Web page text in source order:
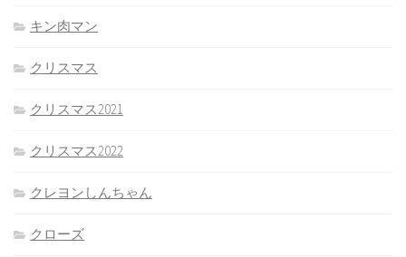
キン肉マン
クリスマス
クリスマス2021
クリスマス2022
クレヨンしんちゃん
クローズ